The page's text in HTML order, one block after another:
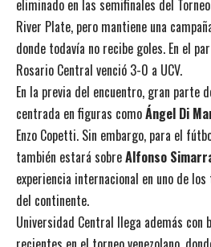
eliminado en las semifinales del
River Plate, pero mantiene una
donde todavía no recibe goles. En el
Rosario Central venció 3-0 a UCV.
En la previa del encuentro, gran parte
centrada en figuras comoÁngel Di
Enzo Copetti. Sin embargo, para el
también estará sobreAlfonso
experiencia internacional en uno de
del continente.
Universidad Central llega además con